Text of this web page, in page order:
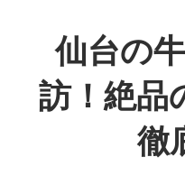
ン
ツ
仙台の
訪！絶品
徹